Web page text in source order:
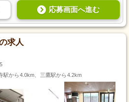
応募画面へ進む
求人
駅から4.0km、三鷹駅から4.2km